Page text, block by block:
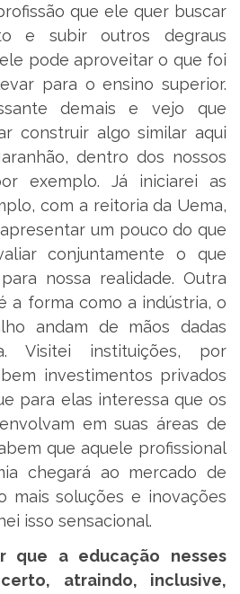
que ele quer buscar
e subir outros degraus
pode aproveitar o que foi
para o ensino superior.
demais e vejo que
construir algo similar aqui
dentro dos nossos
exemplo. Já iniciarei as
com a reitoria da Uema,
um pouco do que
conjuntamente o que
nossa realidade. Outra
a forma como a indústria, o
andam de mãos dadas
Visitei instituições, por
investimentos privados
para elas interessa que os
em suas áreas de
que aquele profissional
chegará ao mercado de
mais soluções e inovações
isso sensacional.
que a educação nesses
atraindo, inclusive,